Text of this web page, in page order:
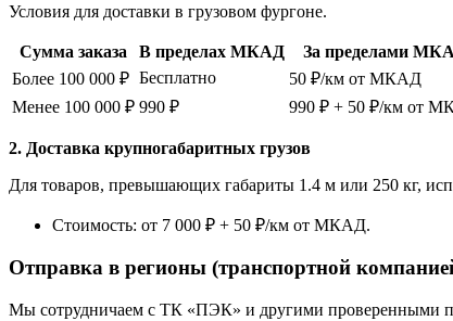
Условия для доставки в грузовом фургоне.
Сумма заказа В пределах МКАД
За пределами
Более 100 000 ₽ Бесплатно
50 ₽/км от МКАД
Менее 100 000 ₽ 990 ₽ 990 ₽ + 50 ₽/км от
2. Доставка крупногабаритных грузов
Для товаров, превышающих габариты 1.4 м или 250 кг,
Стоимость: от 7 000 ₽ + 50 ₽/км от МКАД.
Отправка в регионы (транспортной
Мы сотрудничаем с ТК «ПЭК» и другими проверенными